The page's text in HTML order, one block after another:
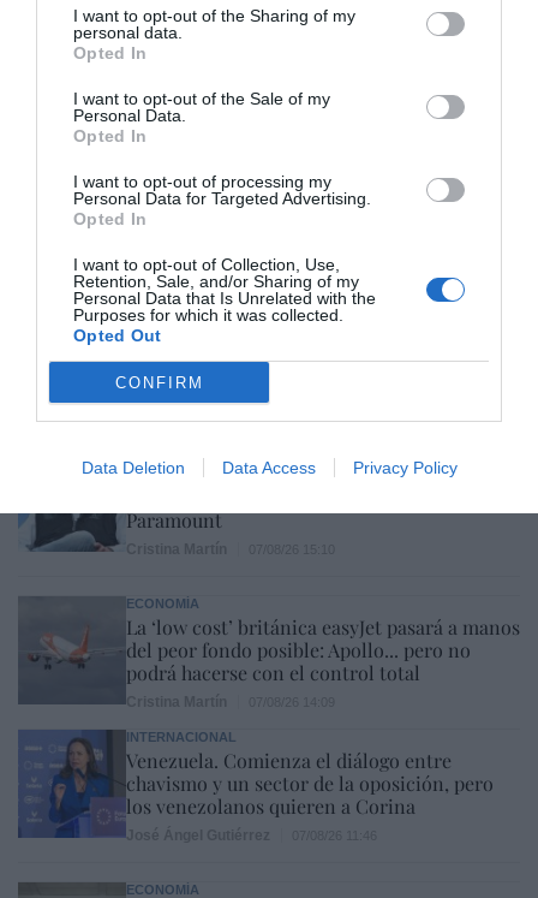
I want to opt-out of the Sharing of my
personal data.
Opted In
I want to opt-out of the Sale of my
Personal Data.
Opted In
I want to opt-out of processing my
Personal Data for Targeted Advertising.
Opted In
I want to opt-out of Collection, Use,
Retention, Sale, and/or Sharing of my
Personal Data that Is Unrelated with the
Purposes for which it was collected.
Opted Out
CONFIRM
Data Deletion Data Access Privacy Policy
Hoy destacamos
El divorcio imposible de los Entrecanales:
deuda al alza, cotización a la baja y
Cristina Martín 07/08/26 15:51
ECONOMÍA
Indra. Hispasat se hace con un proyecto IRIS-
2 de 1.600 millones de euros
07/08/26 15:07
‘Warner Bros. Discovery’ asume ya 600
Paramount
ECONOMÍA
La ‘low cost’ británica easyJet pasará a manos
del peor fondo posible: Apollo... pero no
podrá hacerse con el control total
INTERNACIONAL
Venezuela. Comienza el diálogo entre
chavismo y un sector de la oposición, pero
los venezolanos quieren a Corina
ECONOMÍA